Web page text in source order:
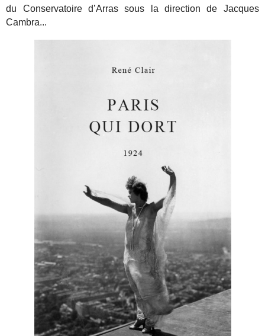
du Conservatoire d’Arras sous la direction de Jacques
Cambra...